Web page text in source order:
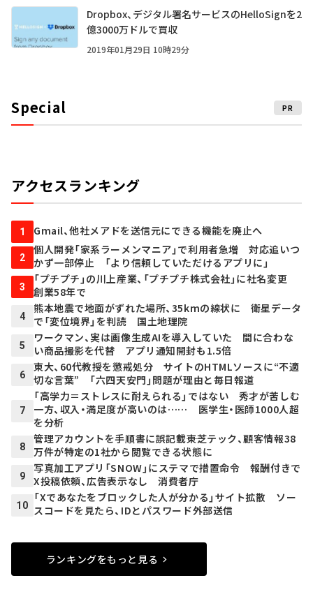
Dropbox、デジタル署名サービスのHelloSignを2
億3000万ドルで買収
2019年01月29日 10時29分
Special PR
アクセスランキング
1 Gmail、他社メアドを送信元にできる機能を廃止へ
2
個人開発「家系ラーメンマニア」で利用者急増 対応追いつ
かず一部停止 「より信頼していただけるアプリに」
3
「プチプチ」の川上産業、「プチプチ株式会社」に社名変更
創業58年で
4
熊本地震で地面がずれた場所、35kmの線状に 衛星データ
で「変位境界」を判読 国土地理院
5
ワークマン、実は画像生成AIを導入していた 間に合わな
い商品撮影を代替 アプリ通知開封も1.5倍
6
東大、60代教授を懲戒処分 サイトのHTMLソースに“不適
切な言葉” 「六四天安門」問題が理由と毎日報道
7
「高学力＝ストレスに耐えられる」ではない 秀才が苦しむ
一方、収入・満足度が高いのは…… 医学生・医師1000人超
を分析
8
管理アカウントを手順書に誤記載――東芝テック、顧客情報38
万件が特定の1社から閲覧できる状態に
9
写真加工アプリ「SNOW」にステマで措置命令 報酬付きで
X投稿依頼、広告表示なし 消費者庁
10
「Xであなたをブロックした人が分かる」サイト拡散 ソー
スコードを見たら、IDとパスワード外部送信
ランキングをもっと見る